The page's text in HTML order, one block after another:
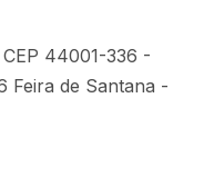
44001-336 -
Feira de Santana -